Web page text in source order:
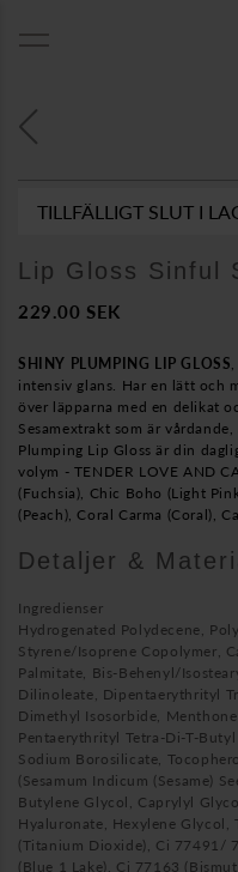
TILLFÄLLIGT SLUT I
Lip Gloss Sinful
229.00 SEK
SHINY PLUMPING LIP GLOSS
intensiv glans. Har en lätt och
över läpparna med en delikat
Sesamextrakt som är
Plumping Lip Gloss är din
volym - TENDER LOVE AND
(Fuchsia), Chic Boho (Light
(Peach), Coral Carma (Coral),
Detaljer &
Ingredienser
Hydrogenated Polydecene,
Styrene/Isoprene Copolymer,
Palmitate, Bis-Behenyl/
Dilinoleate, Dipentaerythrityl
Dimethyl Isosorbide,
Pentaerythrityl Tetra-Di-T-
Sodium Borosilicate,
(Sesamum Indicum (Sesame)
Butylene Glycol, Caprylyl
Hyaluronate, Hexylene
(Titanium Dioxide), Ci 77491/
(Blue 1 Lake), Ci 77163